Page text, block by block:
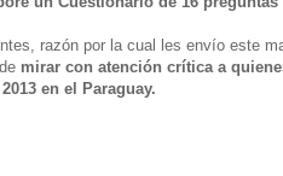
razón por la cual les envío este
mirar con atención crítica a
en el Paraguay.